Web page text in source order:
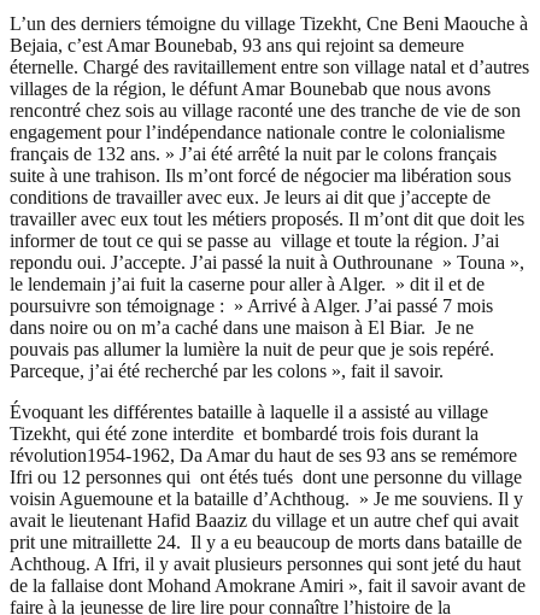
L’un des derniers témoigne du village Tizekht, Cne Beni Maouche à
Bejaia, c’est Amar Bounebab, 93 ans qui rejoint sa demeure
éternelle. Chargé des ravitaillement entre son village natal et d’autres
villages de la région, le défunt Amar Bounebab que nous avons
rencontré chez sois au village raconté une des tranche de vie de son
engagement pour l’indépendance nationale contre le colonialisme
français de 132 ans. » J’ai été arrêté la nuit par le colons français
suite à une trahison. Ils m’ont forcé de négocier ma libération sous
conditions de travailler avec eux. Je leurs ai dit que j’accepte de
travailler avec eux tout les métiers proposés. Il m’ont dit que doit les
informer de tout ce qui se passe au village et toute la région. J’ai
repondu oui. J’accepte. J’ai passé la nuit à Outhrounane » Touna »,
le lendemain j’ai fuit la caserne pour aller à Alger. » dit il et de
poursuivre son témoignage : » Arrivé à Alger. J’ai passé 7 mois
dans noire ou on m’a caché dans une maison à El Biar. Je ne
pouvais pas allumer la lumière la nuit de peur que je sois repéré.
Parceque, j’ai été recherché par les colons », fait il savoir.
Évoquant les différentes bataille à laquelle il a assisté au village
Tizekht, qui été zone interdite et bombardé trois fois durant la
révolution1954-1962, Da Amar du haut de ses 93 ans se remémore
Ifri ou 12 personnes qui ont étés tués dont une personne du village
voisin Aguemoune et la bataille d’Achthoug. » Je me souviens. Il y
avait le lieutenant Hafid Baaziz du village et un autre chef qui avait
prit une mitraillette 24. Il y a eu beaucoup de morts dans bataille de
Achthoug. A Ifri, il y avait plusieurs personnes qui sont jeté du haut
de la fallaise dont Mohand Amokrane Amiri », fait il savoir avant de
faire à la jeunesse de lire lire pour connaître l’histoire de la